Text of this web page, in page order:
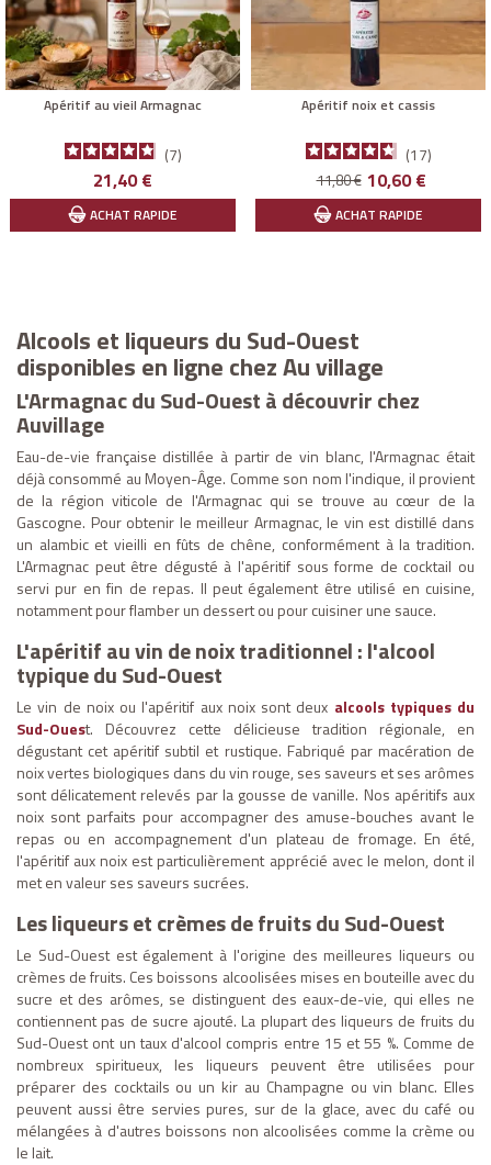
Apéritif au vieil Armagnac
7
Prix
21,40 €
ACHAT RAPIDE
Apéritif noix et cassis
17
Prix
de
11,80 € Prix
10,60 €
ACHAT RAPIDE
Alcools et liqueurs du Sud-Ouest
disponibles en ligne chez Au village
L'Armagnac du Sud-Ouest à découvrir chez
Auvillage
Eau-de-vie française distillée à partir de vin blanc, l'Armagnac était
déjà consommé au Moyen-Âge. Comme son nom l'indique, il provient
de la région viticole de l'Armagnac qui se trouve au cœur de la
Gascogne. Pour obtenir le meilleur Armagnac, le vin est distillé dans
un alambic et vieilli en fûts de chêne, conformément à la tradition.
L'Armagnac peut être dégusté à l'apéritif sous forme de cocktail ou
servi pur en fin de repas. Il peut également être utilisé en cuisine,
notamment pour flamber un dessert ou pour cuisiner une sauce.
L'apéritif au vin de noix traditionnel : l'alcool
typique du Sud-Ouest
Le vin de noix ou l'apéritif aux noix sont deux alcools typiques du
Sud-Ouest. Découvrez cette délicieuse tradition régionale, en
dégustant cet apéritif subtil et rustique. Fabriqué par macération de
noix vertes biologiques dans du vin rouge, ses saveurs et ses arômes
sont délicatement relevés par la gousse de vanille. Nos apéritifs aux
noix sont parfaits pour accompagner des amuse-bouches avant le
repas ou en accompagnement d'un plateau de fromage. En été,
l'apéritif aux noix est particulièrement apprécié avec le melon, dont il
met en valeur ses saveurs sucrées.
Les liqueurs et crèmes de fruits du Sud-Ouest
Le Sud-Ouest est également à l'origine des meilleures liqueurs ou
crèmes de fruits. Ces boissons alcoolisées mises en bouteille avec du
sucre et des arômes, se distinguent des eaux-de-vie, qui elles ne
contiennent pas de sucre ajouté. La plupart des liqueurs de fruits du
Sud-Ouest ont un taux d'alcool compris entre 15 et 55 %. Comme de
nombreux spiritueux, les liqueurs peuvent être utilisées pour
préparer des cocktails ou un kir au Champagne ou vin blanc. Elles
peuvent aussi être servies pures, sur de la glace, avec du café ou
mélangées à d'autres boissons non alcoolisées comme la crème ou
le lait.